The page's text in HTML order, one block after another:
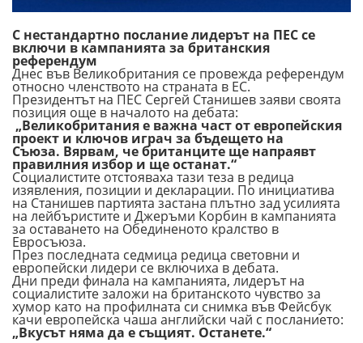
С нестандартно послание лидерът на ПЕС се
включи в кампанията за британския
референдум
Днес във Великобритания се провежда референдум
относно членството на страната в ЕС.
Президентът на ПЕС Сергей Станишев заяви своята
позиция още в началото на дебата:
„Великобритания е важна част от европейския
проект и ключов играч за бъдещето на
Съюза. Вярвам, че британците ще напраявт
правилния избор и ще останат.“
Социалистите отстояваха тази теза в редица
изявления, позиции и декларации. По инициатива
на Станишев партията застана плътно зад усилията
на лейбъристите и Джеръми Корбин в кампанията
за оставането на Обединеното кралство в
Евросъюза.
През последната седмица редица световни и
европейски лидери се включиха в дебата.
Дни преди финала на кампанията, лидерът на
социалистите заложи на британското чувство за
хумор като на профилната си снимка във Фейсбук
качи европейска чаша английски чай с посланието:
„Вкусът няма да е същият. Останете.“